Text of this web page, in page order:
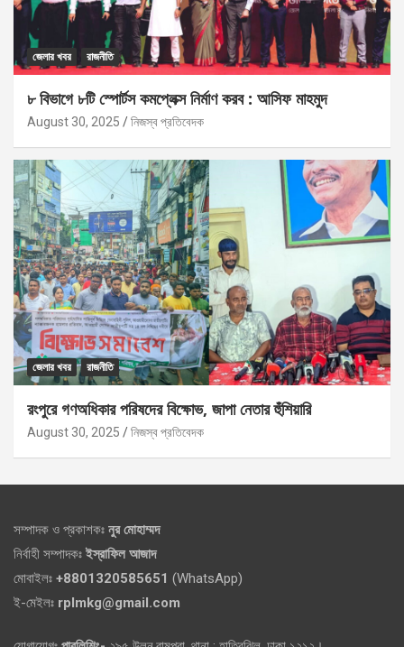
জেলার খবর রাজনীতি
৮ বিভাগে ৮টি স্পোর্টস কমপ্লেক্স নির্মাণ করব : আসিফ মাহমুদ
August 30, 2025 নিজস্ব প্রতিবেদক
জেলার খবর রাজনীতি
রংপুরে গণঅধিকার পরিষদের বিক্ষোভ, জাপা নেতার হুঁশিয়ারি
August 30, 2025 নিজস্ব প্রতিবেদক
সম্পাদক ও প্রকাশকঃ নুর মোহাম্মদ
নির্বাহী সম্পাদকঃ ইস্রাফিল আজাদ
মোবাইলঃ +8801320585651 (WhatsApp)
ই-মেইলঃ rplmkg@gmail.com